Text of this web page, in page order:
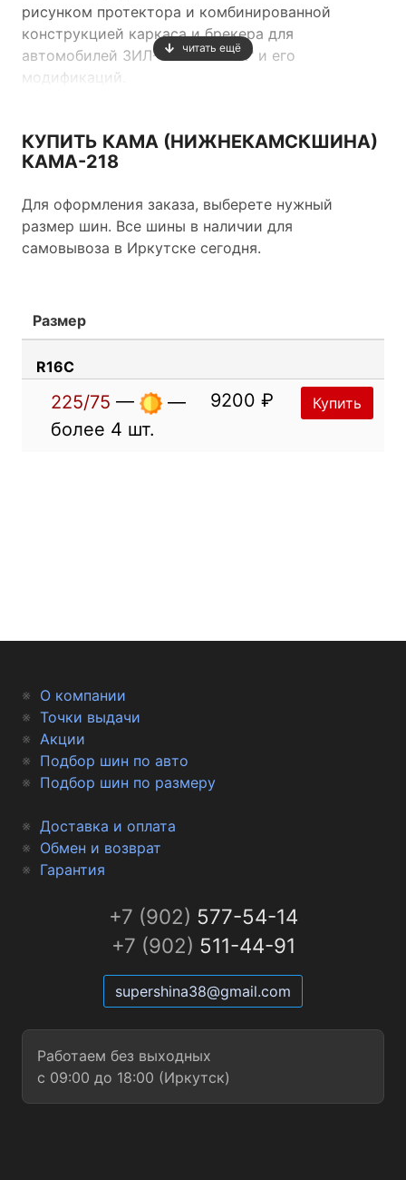
рисунком протектора и комбинированной
конструкцией каркаса и брекера для
автомобилей ЗИЛ-5301 "Бычок" и его
модификаций.
читать ещё
КУПИТЬ КАМА (НИЖНЕКАМСКШИНА)
КАМА-218
Для оформления заказа, выберете нужный
размер шин. Все шины в наличии для
самовывоза в Иркутске сегодня.
Размер
R16C
225/75 —
—
более 4 шт.
9200 ₽ Купить
О компании
Точки выдачи
Акции
Подбор шин по авто
Подбор шин по размеру
Доставка и оплата
Обмен и возврат
Гарантия
+7 (902) 577-54-14
+7 (902) 511-44-91
supershina38@gmail.com
Работаем без выходных
с 09:00 до 18:00 (Иркутск)